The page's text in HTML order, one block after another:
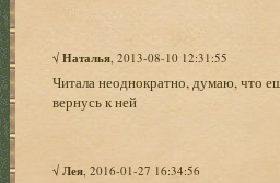
√Наталья , 2013-08-10 12:31:55
Читала неоднократно, думаю, что
вернусь к ней
√Лея , 2016-01-27 16:34:56